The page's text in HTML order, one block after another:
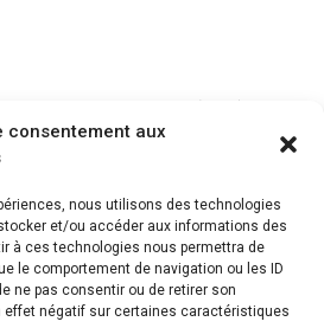
consentement aux
nous utilisons des technologies
et/ou accéder aux informations des
à ces technologies nous permettra de
le comportement de navigation ou les ID
ne pas consentir ou de retirer son
effet négatif sur certaines caractéristiques
passante en lecture (Brut)
100Go/disque
téléviseurs 4K 120Hz et